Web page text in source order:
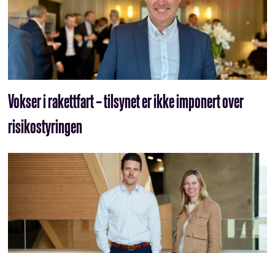
Vokser i rakettfart – tilsynet er ikke imponert over
risikostyringen